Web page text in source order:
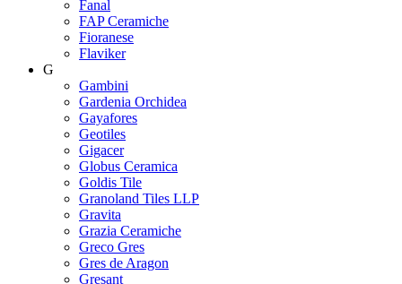
Fanal
FAP Ceramiche
Fioranese
Flaviker
G
Gambini
Gardenia Orchidea
Gayafores
Geotiles
Gigacer
Globus Ceramica
Goldis Tile
Granoland Tiles LLP
Gravita
Grazia Ceramiche
Greco Gres
Gres de Aragon
Gresant